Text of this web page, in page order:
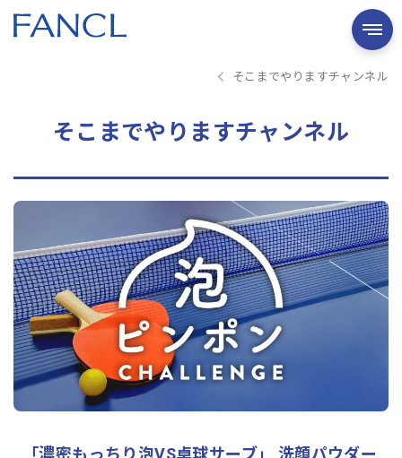
そこまでやりますチャンネル
そこまでやりますチャンネル